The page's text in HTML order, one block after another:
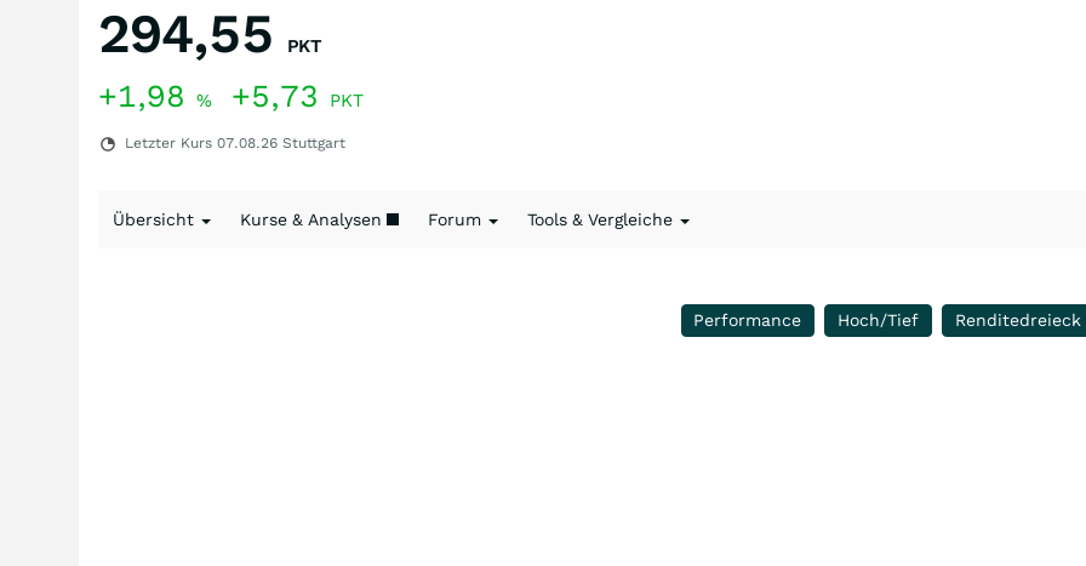
294,55 PKT
+1,98 % +5,73 PKT
Letzter Kurs 07.08.26 Stuttgart
Übersicht Kurse & Analysen Forum Tools & Vergleiche
Performance Hoch/Tief Renditedreieck